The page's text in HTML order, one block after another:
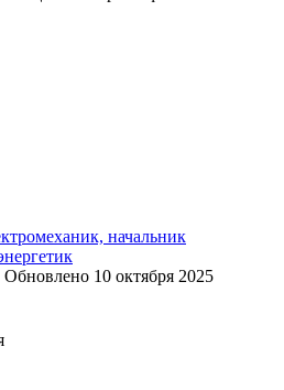
начальник
Обновлено 10 октября 2025